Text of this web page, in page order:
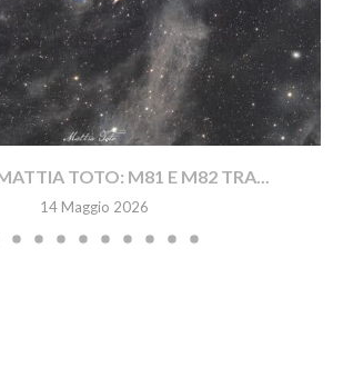
TOTO: M81 E M82 TRA...
14 Maggio 2026